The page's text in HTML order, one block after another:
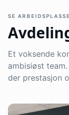
SE
Et voksende
ambisiøst
der prestasjon